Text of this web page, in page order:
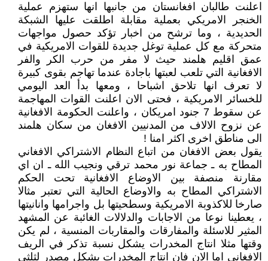
اعلنت طالبان افغانستان من جانبها انها ستهزم عملية
الخنجر الامريكي بعملية مقابلة اطلقت عليها الشبكة
الحديدية ، وما ترشح من اخبار تؤكد حصول مواجهات
متحركة مع كل عملية توغل جديدة للقوات الامريكية في
عمق اقليم هلمند حيث لا مفر من حرب الكر والفر
الافغانية التي تلعب لعبتها باجادة عندما تهاجم بقوى كبيرة
لا تعرف انها تلاحق اشباحا ، ومعها بدأ العد اليومي
للخسائر الامريكية ، فحتى الان اعلنت القوات المهاجمة
عن سقوط 7 جنود امريكان ، واعلنت الحكومة الافغانية
عن نزوح الالاف من المدنيين الافغان من سكان هلمند
الى مناطق اخرى اكثر امنا !
يقول بعض الافغان من اتباع النظام الاشتراكي الافغاني
المطاح به ـ جماعة نور محمد ترقي ونجيب الله ـ ان اي
مقارنة منصفة بين الاوضاع الافغانية تحت الحكم
الاشتراكي المطاح به والاوضاع الحالية التي تعتبر مثالا
صارخا للاكذوبة الامريكية وسطحيتها بل واجرامها وانانيتها
، يعطينا نوعا من الاجابات والدلالات الغائبة عن المشهد
المثير للاسئلة والمفارقات والمقاربات المنسية ، لم يكن
وقتها مثلا انتاج المخدرات يشكل نسبة تذكر في الريف
الافغاني اما الان فان انتاج المخدرات يشكل مصدر لثلثي